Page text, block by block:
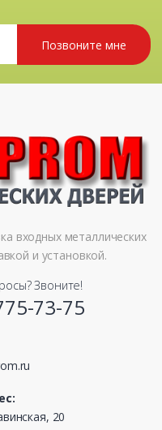
Позвоните мне
входных металлических
и установкой.
Звоните!
73-75
20